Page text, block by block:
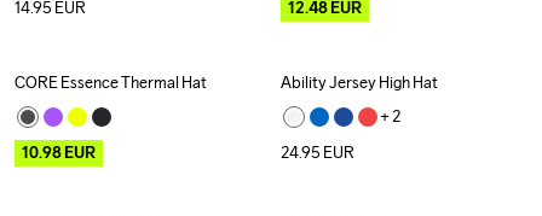
14.95 EUR 12.48EUR
Outlet
CORE Essence Thermal Hat
10.98EUR
Ability Jersey High Hat
+ 2
24.95 EUR